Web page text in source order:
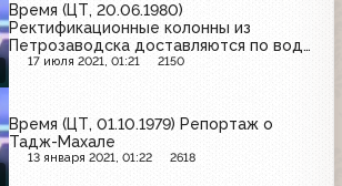
Время (ЦТ, 20.06.1980)
Ректификационные колонны из
Петрозаводска доставляются по воде
в Тобольск
17 июля 2021, 01:21 2150
Время (ЦТ, 01.10.1979) Репортаж о
Тадж-Махале
13 января 2021, 01:22 2618